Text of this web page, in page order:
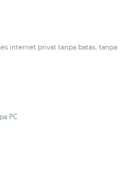
internet privat tanpa batas, tanpa
PC